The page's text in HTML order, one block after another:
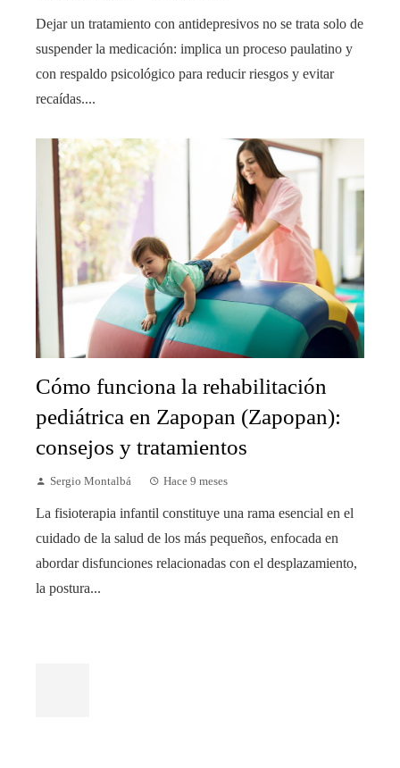
Dejar un tratamiento con antidepresivos no se trata solo de
suspender la medicación: implica un proceso paulatino y
con respaldo psicológico para reducir riesgos y evitar
recaídas....
Cómo funciona la rehabilitación
pediátrica en Zapopan (Zapopan):
consejos y tratamientos
Sergio Montalbá Hace 9 meses
La fisioterapia infantil constituye una rama esencial en el
cuidado de la salud de los más pequeños, enfocada en
abordar disfunciones relacionadas con el desplazamiento,
la postura...